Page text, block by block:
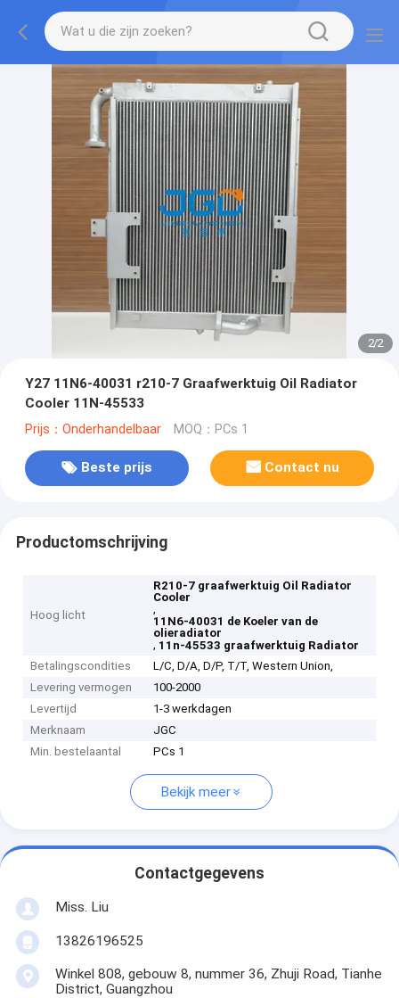
2/2
Y27 11N6-40031 r210-7 Graafwerktuig Oil Radiator
Cooler 11N-45533
Prijs：Onderhandelbaar MOQ：PCs 1
Beste prijs Contact nu
Productomschrijving
Hoog licht
R210-7 graafwerktuig Oil Radiator
Cooler
,
11N6-40031 de Koeler van de
olieradiator
, 11n-45533 graafwerktuig Radiator
Betalingscondities
L/C, D/A, D/P, T/T, Western Union,
Levering vermogen
100-2000
Levertijd
1-3 werkdagen
Merknaam
JGC
Min. bestelaantal
PCs 1
Bekijk meer
Contactgegevens
Miss. Liu
13826196525
Winkel 808, gebouw 8, nummer 36, Zhuji Road, Tianhe
District, Guangzhou